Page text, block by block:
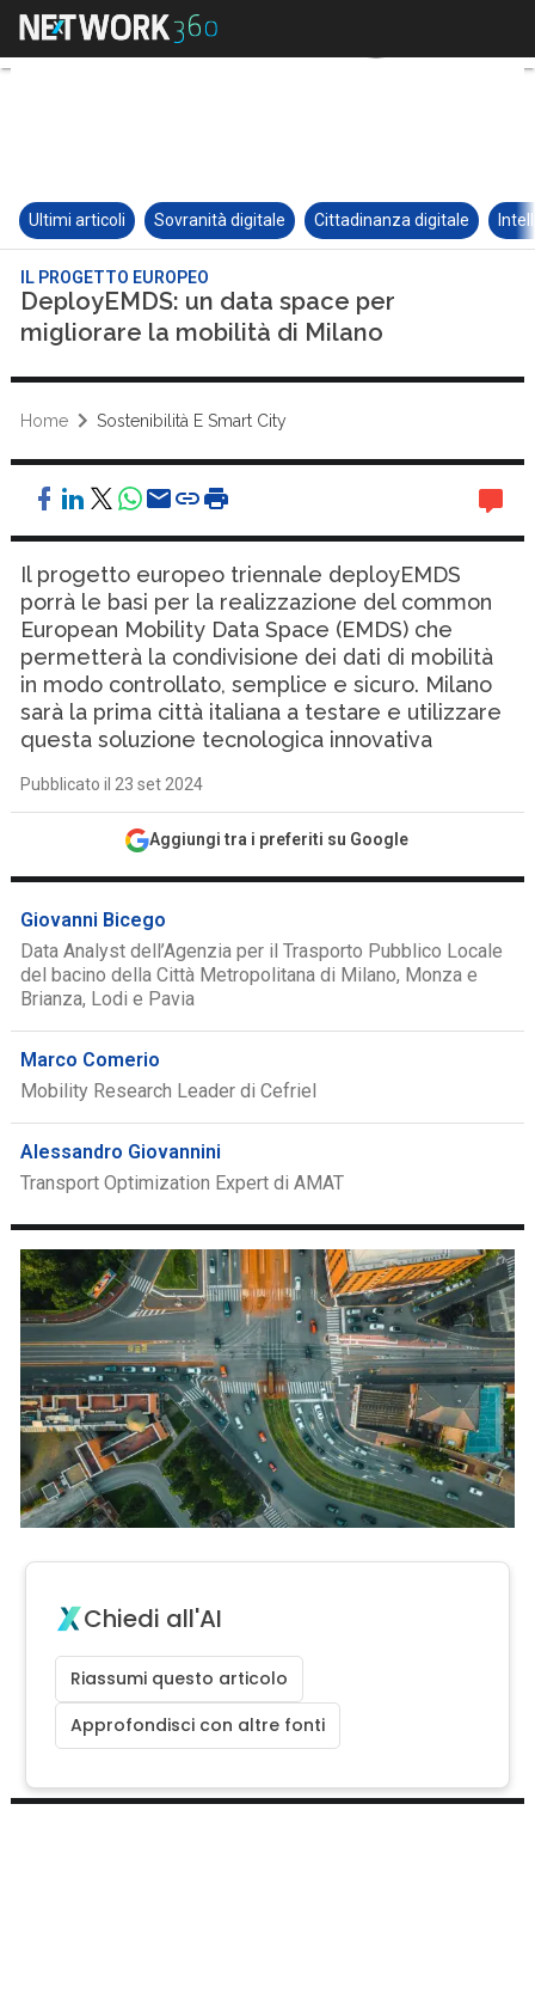
Ultimi articoli Sovranità digitale Cittadinanza digitale
IL PROGETTO EUROPEO
DeployEMDS: un data space per
migliorare la mobilità di Milano
Home Sostenibilità E Smart City
Il progetto europeo triennale deployEMDS
porrà le basi per la realizzazione del common
European Mobility Data Space (EMDS) che
permetterà la condivisione dei dati di mobilità
in modo controllato, semplice e sicuro. Milano
sarà la prima città italiana a testare e utilizzare
questa soluzione tecnologica innovativa
Pubblicato il 23 set 2024
Aggiungi tra i preferiti su Google
Giovanni Bicego
Data Analyst dell’Agenzia per il Trasporto Pubblico Locale
del bacino della Città Metropolitana di Milano, Monza e
Brianza, Lodi e Pavia
Marco Comerio
Mobility Research Leader di Cefriel
Alessandro Giovannini
Transport Optimization Expert di AMAT
Chiedi all'AI
Riassumi questo articolo
Approfondisci con altre fonti